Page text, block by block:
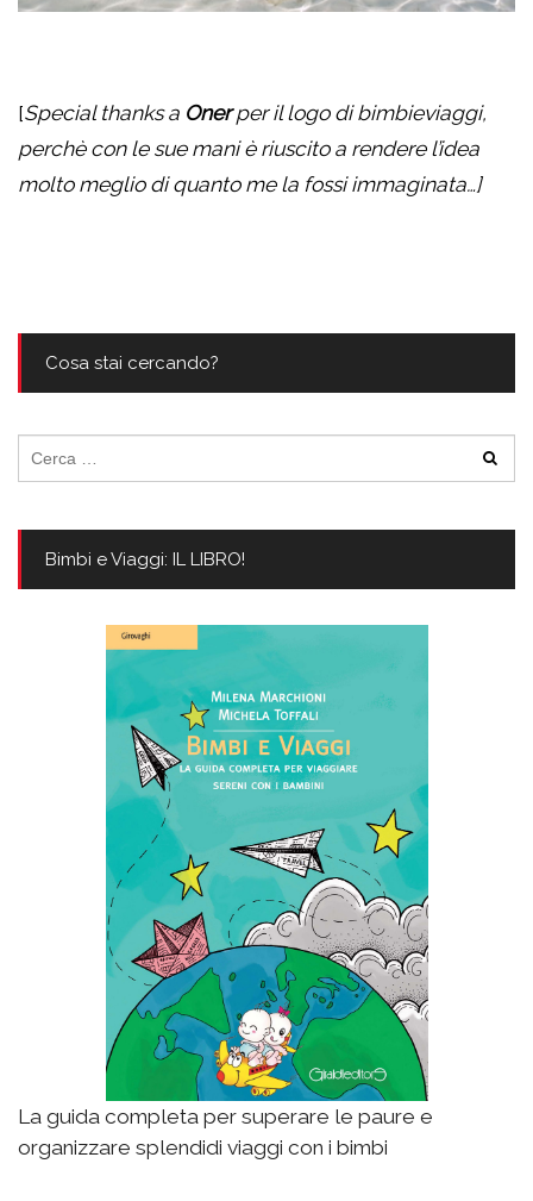
[Special thanks a Onerper il logo di bimbieviaggi,
perchè con le sue mani è riuscito a rendere l’idea
molto meglio di quanto me la fossi immaginata…]
Cosa stai cercando?
per:
Bimbi e Viaggi: IL LIBRO!
La guida completa per superare le paure e
organizzare splendidi viaggi con i bimbi